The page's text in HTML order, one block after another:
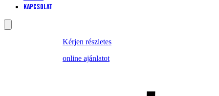
Kapcsolat
Kérjen részletes
online ajánlatot